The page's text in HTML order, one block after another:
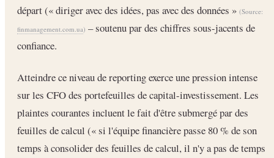
départ (« diriger avec des idées, pas avec des données » (Source:
finmanagement.com.ua) – soutenu par des chiffres sous-jacents de
confiance.
Atteindre ce niveau de reporting exerce une pression intense
sur les CFO des portefeuilles de capital-investissement. Les
plaintes courantes incluent le fait d'être submergé par des
feuilles de calcul (« si l'équipe financière passe 80 % de son
temps à consolider des feuilles de calcul, il n'y a pas de temps